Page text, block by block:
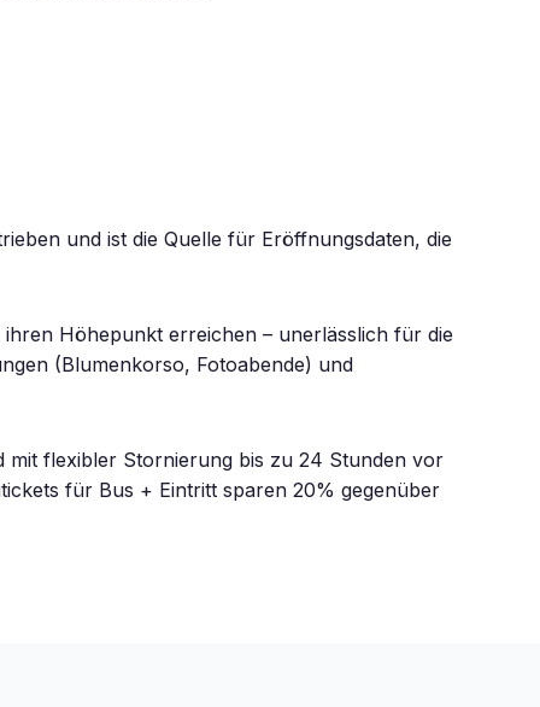
und ist die Quelle für Eröffnungsdaten, die
Höhepunkt erreichen – unerlässlich für die
(Blumenkorso, Fotoabende) und
mit flexibler Stornierung bis zu 24 Stunden vor
für Bus + Eintritt sparen 20% gegenüber